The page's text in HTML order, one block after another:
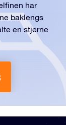
har
baklengs
en stjerne